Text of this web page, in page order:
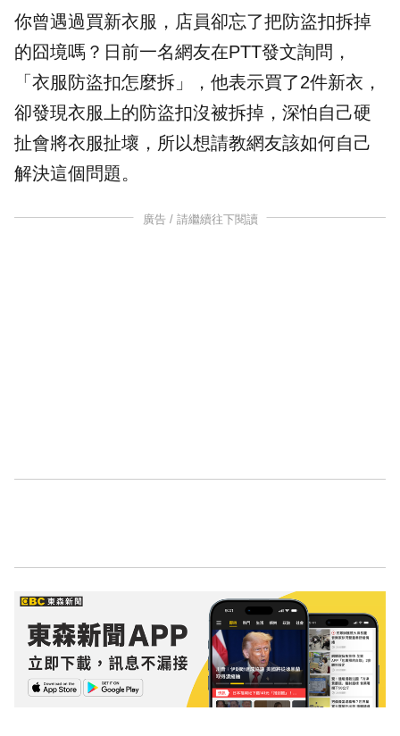
你曾遇過買新衣服 ，店員卻忘了把防盜扣拆掉
的囧境嗎？日前一名網友在PTT發文詢問，
「衣服防盜扣怎麼拆」，他表示買了2件新衣，
卻發現衣服上的防盜扣沒被拆掉，深怕自己硬
扯會將衣服扯壞，所以想請教網友該如何自己
解決這個問題。
廣告 / 請繼續往下閱讀